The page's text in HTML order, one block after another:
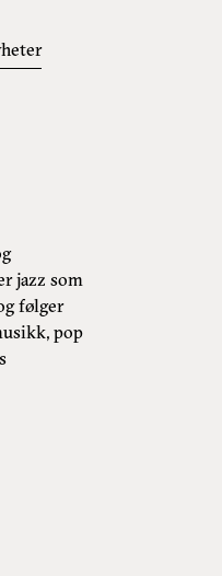
jazz som
følger
pop